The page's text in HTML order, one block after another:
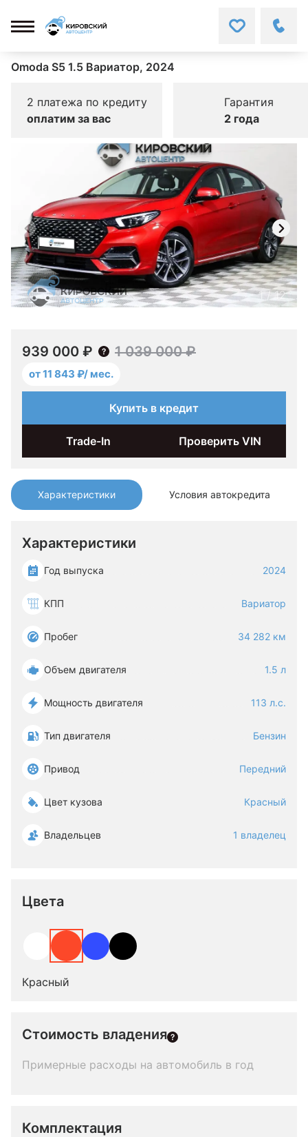
Omoda S5 1.5 Вариатор, 2024
2 платежа по кредиту
оплатим за вас
Гарантия
2 года
Характеристики Условия автокредита
Характеристики
Год выпуска 2024
КПП Вариатор
Пробег 34 282 км
Объем двигателя 1.5 л
Мощность двигателя 113 л.с.
Тип двигателя Бензин
Привод Передний
Цвет кузова Красный
Владельцев 1 владелец
Цвета
Красный
Стоимость владения
Примерные расходы на автомобиль в год
Комплектация
1 /12
939 000 ₽ 1 039 000 ₽
от 11 843 ₽/ мес.
Купить в кредит
Trade-In Проверить VIN